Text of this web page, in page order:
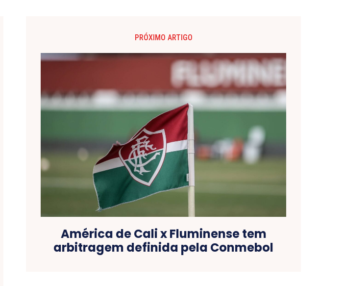
PRÓXIMO ARTIGO
América de Cali x Fluminense tem
arbitragem definida pela Conmebol